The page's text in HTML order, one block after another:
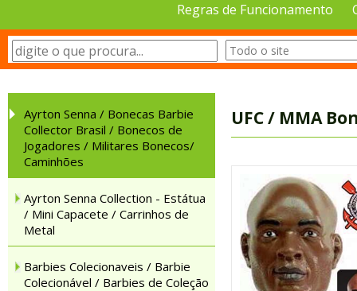
Regras de Funcionamento
Ayrton Senna / Bonecas Barbie
Collector Brasil / Bonecos de
Jogadores / Militares Bonecos/
Caminhões
Ayrton Senna Collection - Estátua
/ Mini Capacete / Carrinhos de
Metal
Barbies Colecionaveis / Barbie
Colecionável / Barbies de Coleção
UFC / MMA